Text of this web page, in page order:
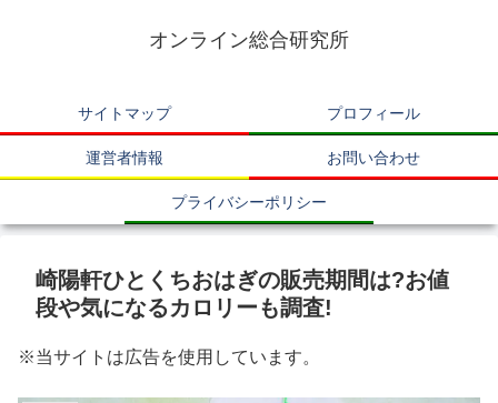
オンライン総合研究所
サイトマップ プロフィール
運営者情報 お問い合わせ
プライバシーポリシー
崎陽軒ひとくちおはぎの販売期間は?お値
段や気になるカロリーも調査!
※当サイトは広告を使用しています。